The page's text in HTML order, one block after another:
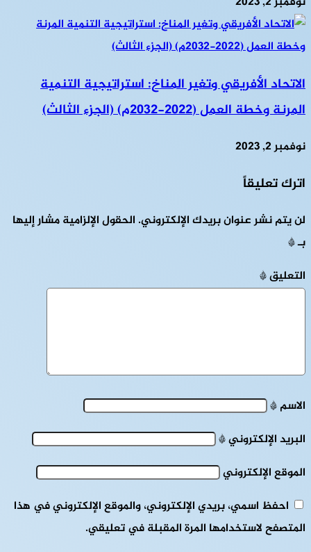
الاتحاد الأفريقي وتغير المناخ: استراتيجية التنمية
المرنة وخطة العمل (2022-2032م) (الجزء الثالث)
نوفمبر 2, 2023
اترك تعليقاً
لن يتم نشر عنوان بريدك الإلكتروني. الحقول الإلزامية مشار إليها
بـ*
التعليق*
الاسم*
البريد الإلكتروني*
الموقع الإلكتروني
احفظ اسمي، بريدي الإلكتروني، والموقع الإلكتروني في هذا
المتصفح لاستخدامها المرة المقبلة في تعليقي.